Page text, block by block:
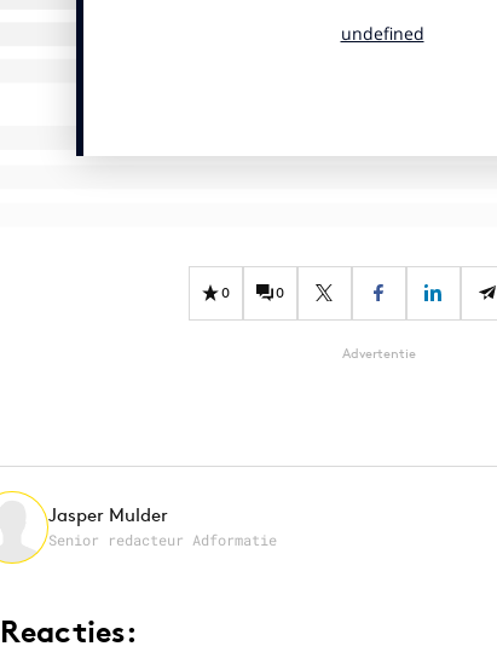
0 0
Advertentie
Jasper Mulder
Senior redacteur Adformatie
Reacties: